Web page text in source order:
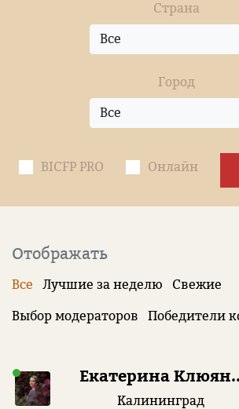
Страна
Все
Город
Все
BICFP PRO Онлайн
Отображать
Все Лучшие за неделю Свежие
Выбор модераторов Победители
Калининград